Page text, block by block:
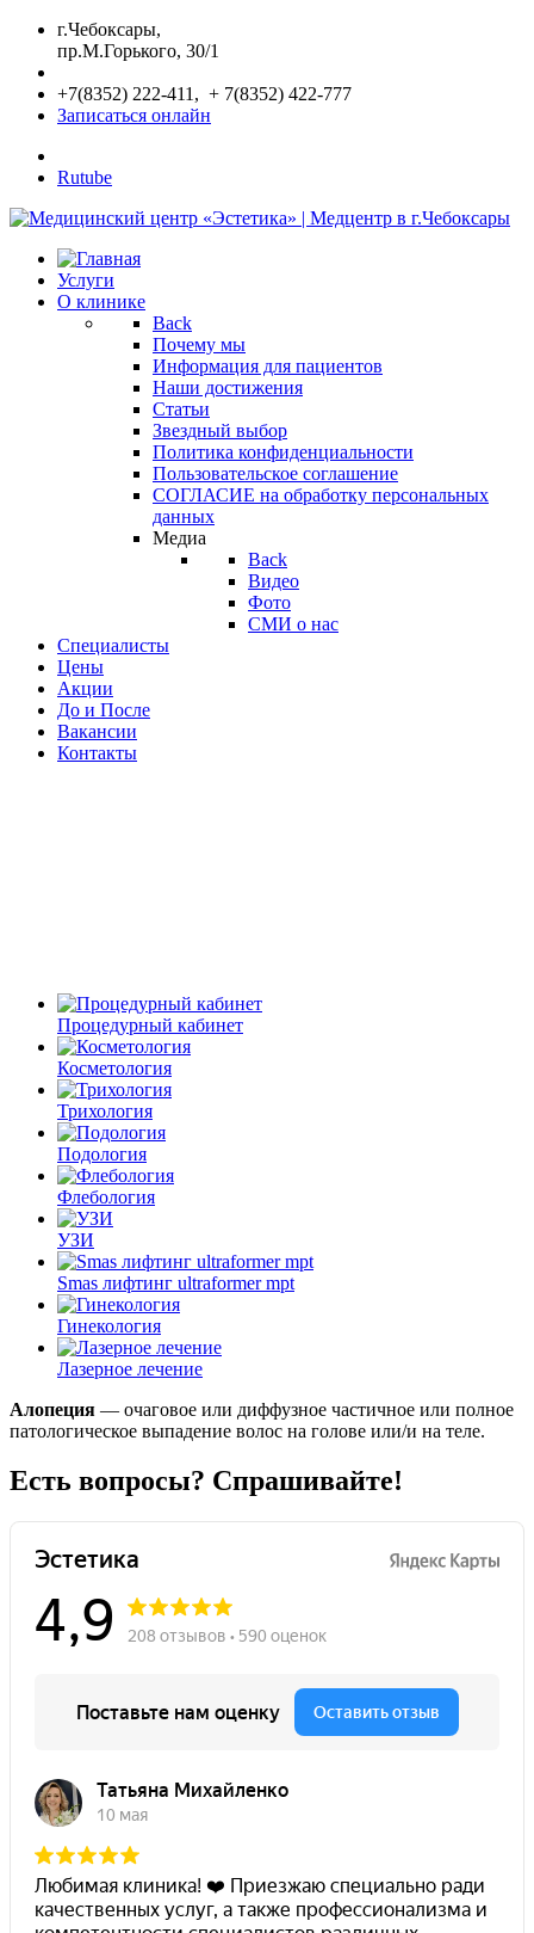
г.Чебоксары,
пр.М.Горького, 30/1
+7(8352) 222-411, + 7(8352) 422-777
Записаться онлайн
Rutube
Услуги
О клинике
Back
Почему мы
Информация для пациентов
Наши достижения
Статьи
Звездный выбор
Политика конфиденциальности
Пользовательское соглашение
СОГЛАСИЕ на обработку персональных
данных
Медиа
Back
Видео
Фото
СМИ о нас
Специалисты
Цены
Акции
До и После
Вакансии
Контакты
Процедурный кабинет
Косметология
Трихология
Подология
Флебология
УЗИ
Smas лифтинг ultraformer mpt
Гинекология
Лазерное лечение
Алопеция — очаговое или диффузное частичное или полное
патологическое выпадение волос на голове или/и на теле.
Есть вопросы? Спрашивайте!